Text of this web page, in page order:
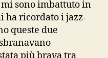
sono imbattuto in
ha ricordato i jazz-
queste due
più brava tra